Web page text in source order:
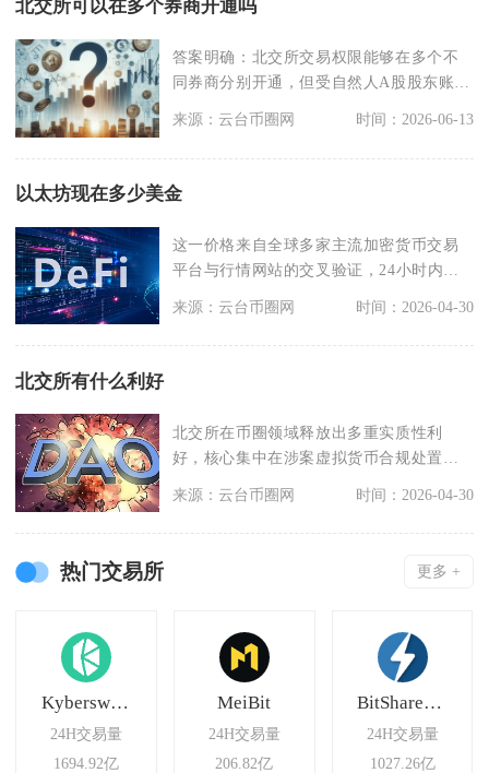
北交所可以在多个券商开通吗
答案明确：北交所交易权限能够在多个不
同券商分别开通，但受自然人A股股东账户
3户开户上限约束
来源：云台币圈网 时间：2026-06-13
以太坊现在多少美金
这一价格来自全球多家主流加密货币交易
平台与行情网站的交叉验证，24小时内价
来源：云台币圈网 时间：2026-04-30
北交所有什么利好
北交所在币圈领域释放出多重实质性利
好，核心集中在涉案虚拟货币合规处置、
来源：云台币圈网 时间：2026-04-30
热门交易所 更多 +
Kyberswap Elastic
24H交易量
1694.92亿
MeiBit
24H交易量
206.82亿
BitShares Asset Exchange
24H交易量
1027.26亿